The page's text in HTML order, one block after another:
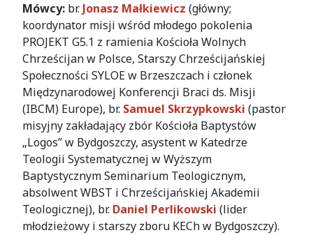
Mówcy: br.Jonasz Małkiewicz (główny;
koordynator misji wśród młodego pokolenia
PROJEKT G5.1 z ramienia Kościoła Wolnych
Chrześcijan w Polsce, Starszy Chrześcijańskiej
Społeczności SYLOE w Brzeszczach i członek
Międzynarodowej Konferencji Braci ds. Misji
(IBCM) Europe), br. Samuel Skrzypkowski (pastor
misyjny zakładający zbór Kościoła Baptystów
„Logos” w Bydgoszczy, asystent w Katedrze
Teologii Systematycznej w Wyższym
Baptystycznym Seminarium Teologicznym,
absolwent WBST i Chrześcijańskiej Akademii
Teologicznej), br. Daniel Perlikowski (lider
młodzieżowy i starszy zboru KECh w Bydgoszczy).